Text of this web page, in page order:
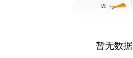
暂无数据